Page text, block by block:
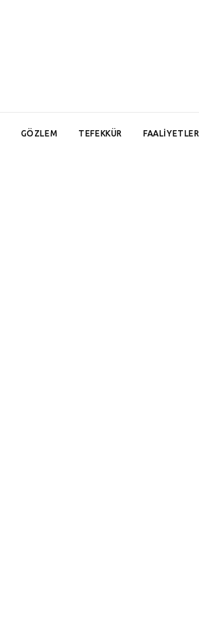
GÖZLEM TEFEKKÜR FAALIYETLER